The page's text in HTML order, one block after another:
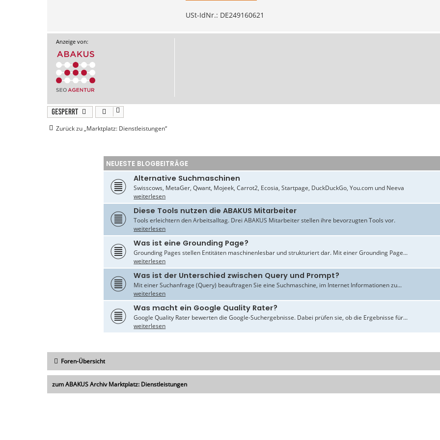
USt-IdNr.: DE249160621
Anzeige von:
Gesperrt
Zurück zu „Marktplatz: Dienstleistungen“
NEUESTE BLOGBEITRÄGE
Alternative Suchmaschinen
Swisscows, MetaGer, Qwant, Mojeek, Carrot2, Ecosia, Startpage, DuckDuckGo, You.com und Neeva
weiterlesen
Diese Tools nutzen die ABAKUS Mitarbeiter
Tools erleichtern den Arbeitsalltag. Drei ABAKUS Mitarbeiter stellen ihre bevorzugten Tools vor.
weiterlesen
Was ist eine Grounding Page?
Grounding Pages stellen Entitäten maschinenlesbar und strukturiert dar. Mit einer Grounding Page...
weiterlesen
Was ist der Unterschied zwischen Query und Prompt?
Mit einer Suchanfrage (Query) beauftragen Sie eine Suchmaschine, im Internet Informationen zu...
weiterlesen
Was macht ein Google Quality Rater?
Google Quality Rater bewerten die Google-Suchergebnisse. Dabei prüfen sie, ob die Ergebnisse für...
weiterlesen
Foren-Übersicht
zum ABAKUS Archiv Marktplatz: Dienstleistungen